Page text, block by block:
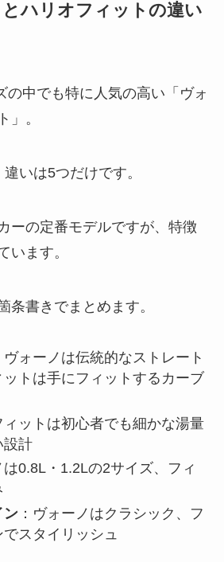
ハリオフィットの違い
の中でも特に人気の高い「ヴォ
」。
いは5つだけです。
ーの定番モデルですが、特徴
います。
条書きでまとめます。
ヴォーノは伝統的なストレート
トは手にフィットするカーブ
ィットは初心者でも細かな湯量
設計
0.8L・1.2Lの2サイズ、フィ
ン：ヴォーノはクラシック、フ
スタイリッシュ